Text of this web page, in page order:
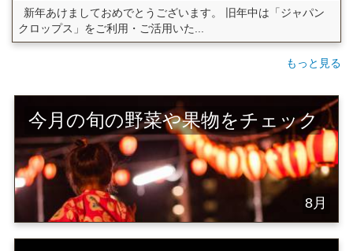
新年あけましておめでとうございます。 旧年中は「ジャパン
クロップス」をご利用・ご活用いた...
もっと見る
今月の旬の野菜や果物をチェック
8月